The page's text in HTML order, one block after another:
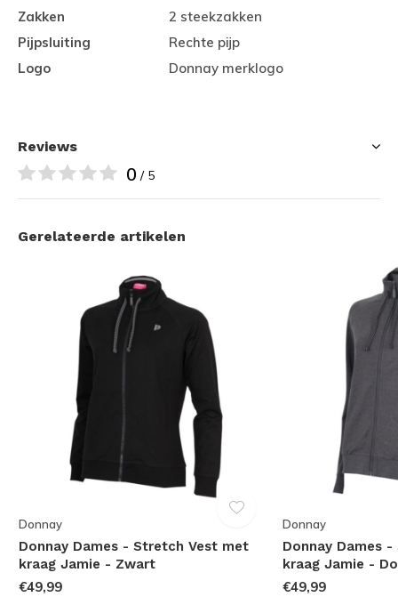
Zakken
2 steekzakken
Pijpsluiting
Rechte pijp
Logo
Donnay merklogo
Reviews
0 / 5
Gerelateerde artikelen
Donnay
Donnay Dames - Stretch Vest met
kraag Jamie - Zwart
€49,99
Donnay
Donnay Dames
kraag Jamie -
€49,99